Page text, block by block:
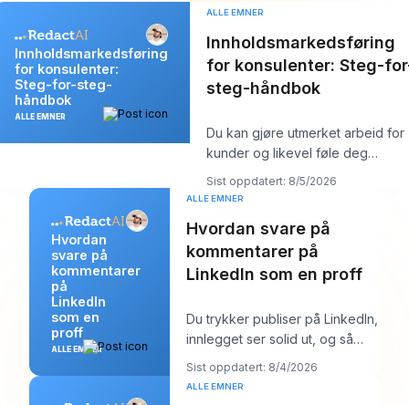
Innholdsmarkedsføring
for konsulenter:
Steg-for-steg-
håndbok
ALLE EMNER
ALLE EMNER
Innholdsmarkedsføring
for konsulenter: Steg-
steg-håndbok
Du kan gjøre utmerket arbeid for
kunder og likevel føle deg
merkelig usynlig på nettet.
Arbeidet bli
Sist oppdatert: 8/5/2026
Hvordan
svare på
kommentarer
på
LinkedIn
som en
proff
ALLE EMNER
ALLE EMNER
Hvordan svare på
kommentarer på
LinkedIn som en proff
Du trykker publiser på LinkedIn,
innlegget ser solid ut, og så
begynner arbeidet. Noen få
kommentare
Sist oppdatert: 8/4/2026
ALLE EMNER